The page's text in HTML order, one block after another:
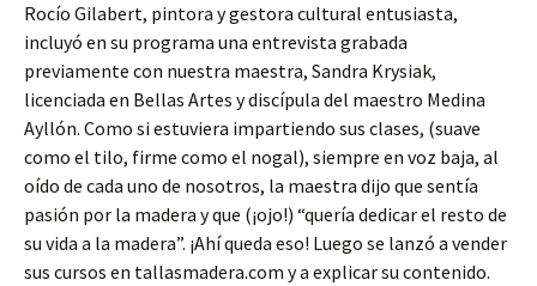
Rocío Gilabert, pintora y gestora cultural entusiasta,
incluyó en su programa una entrevista grabada
previamente con nuestra maestra, Sandra Krysiak,
licenciada en Bellas Artes y discípula del maestro Medina
Ayllón. Como si estuviera impartiendo sus clases, (suave
como el tilo, firme como el nogal), siempre en voz baja, al
oído de cada uno de nosotros, la maestra dijo que sentía
pasión por la madera y que (¡ojo!) “quería dedicar el resto de
su vida a la madera”. ¡Ahí queda eso! Luego se lanzó a vender
sus cursos en tallasmadera.com y a explicar su contenido.